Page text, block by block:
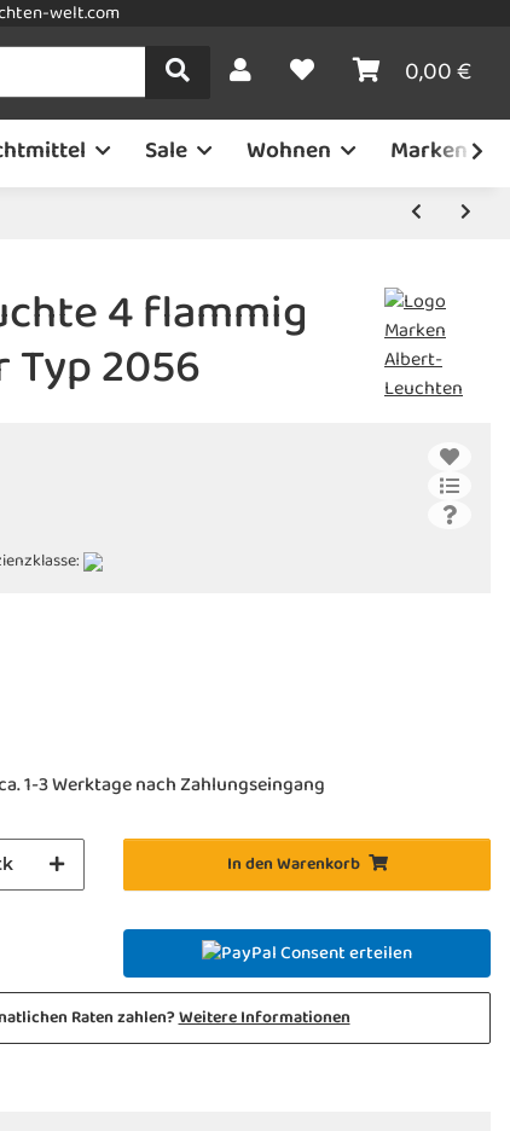
welt.com
0,00 €
Sale Wohnen Marken
4 flammig
2056
1-3 Werktage nach Zahlungseingang
In den Warenkorb
Consent erteilen
Raten zahlen?Weitere Informationen